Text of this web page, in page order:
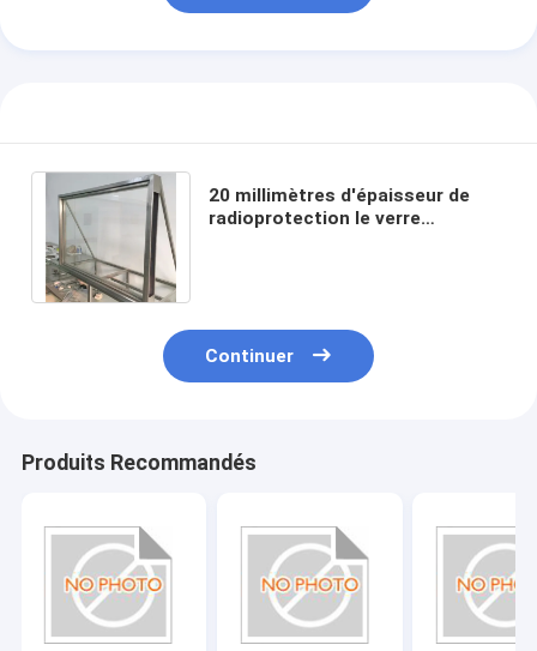
20 millimètres d'épaisseur de
radioprotection le verre
Continuer
Produits Recommandés